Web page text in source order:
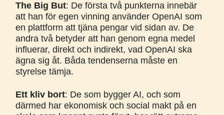
The Big But: De första två punkterna innebär
att han för egen vinning använder OpenAI som
en plattform att tjäna pengar vid sidan av. De
andra två betyder att han genom egna medel
influerar, direkt och indirekt, vad OpenAI ska
ägna sig åt. Båda tendenserna måste en
styrelse tämja.
Ett kliv bort: De som bygger AI, och som
därmed har ekonomisk och social makt på en